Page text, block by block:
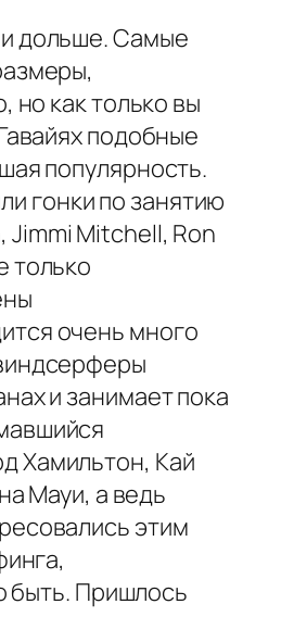
дольше. Самые
но как только вы
подобные
популярность.
ли гонки по занятию
Jimmi Mitchell, Ron
только
очень много
и занимает пока
Хамильтон, Кай
Мауи, а ведь
этим
быть. Пришлось